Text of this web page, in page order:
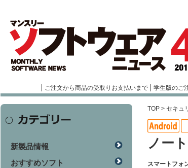
ご注文から商品の受取りお支払いまで 学生版のご
TOP > セキュ
ノー
スマートフォ
新製品情報
おすすめソフト